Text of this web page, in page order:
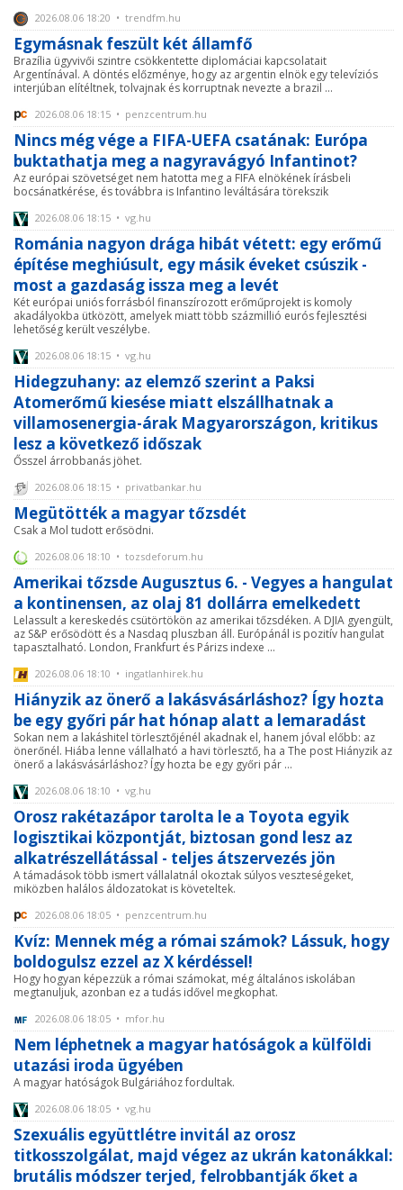
2026.08.06 18:20 • trendfm.hu
Egymásnak feszült két államfő
Brazília ügyvivői szintre csökkentette diplomáciai kapcsolatait
Argentínával. A döntés előzménye, hogy az argentin elnök egy televíziós
interjúban elítéltnek, tolvajnak és korruptnak nevezte a brazil ...
2026.08.06 18:15 • penzcentrum.hu
Nincs még vége a FIFA-UEFA csatának: Európa
buktathatja meg a nagyravágyó Infantinot?
Az európai szövetséget nem hatotta meg a FIFA elnökének írásbeli
bocsánatkérése, és továbbra is Infantino leváltására törekszik
2026.08.06 18:15 • vg.hu
Románia nagyon drága hibát vétett: egy erőmű
építése meghiúsult, egy másik éveket csúszik -
most a gazdaság issza meg a levét
Két európai uniós forrásból finanszírozott erőműprojekt is komoly
akadályokba ütközött, amelyek miatt több százmillió eurós fejlesztési
lehetőség került veszélybe.
2026.08.06 18:15 • vg.hu
Hidegzuhany: az elemző szerint a Paksi
Atomerőmű kiesése miatt elszállhatnak a
villamosenergia-árak Magyarországon, kritikus
lesz a következő időszak
Ősszel árrobbanás jöhet.
2026.08.06 18:15 • privatbankar.hu
Megütötték a magyar tőzsdét
Csak a Mol tudott erősödni.
2026.08.06 18:10 • tozsdeforum.hu
Amerikai tőzsde Augusztus 6. - Vegyes a hangulat
a kontinensen, az olaj 81 dollárra emelkedett
Lelassult a kereskedés csütörtökön az amerikai tőzsdéken. A DJIA gyengült,
az S&P erősödött és a Nasdaq pluszban áll. Európánál is pozitív hangulat
tapasztalható. London, Frankfurt és Párizs indexe ...
2026.08.06 18:10 • ingatlanhirek.hu
Hiányzik az önerő a lakásvásárláshoz? Így hozta
be egy győri pár hat hónap alatt a lemaradást
Sokan nem a lakáshitel törlesztőjénél akadnak el, hanem jóval előbb: az
önerőnél. Hiába lenne vállalható a havi törlesztő, ha a The post Hiányzik az
önerő a lakásvásárláshoz? Így hozta be egy győri pár ...
2026.08.06 18:10 • vg.hu
Orosz rakétazápor tarolta le a Toyota egyik
logisztikai központját, biztosan gond lesz az
alkatrészellátással - teljes átszervezés jön
A támadások több ismert vállalatnál okoztak súlyos veszteségeket,
miközben halálos áldozatokat is követeltek.
2026.08.06 18:05 • penzcentrum.hu
Kvíz: Mennek még a római számok? Lássuk, hogy
boldogulsz ezzel az X kérdéssel!
Hogy hogyan képezzük a római számokat, még általános iskolában
megtanuljuk, azonban ez a tudás idővel megkophat.
2026.08.06 18:05 • mfor.hu
Nem léphetnek a magyar hatóságok a külföldi
utazási iroda ügyében
A magyar hatóságok Bulgáriához fordultak.
2026.08.06 18:05 • vg.hu
Szexuális együttlétre invitál az orosz
titkosszolgálat, majd végez az ukrán katonákkal:
brutális módszer terjed, felrobbantják őket a